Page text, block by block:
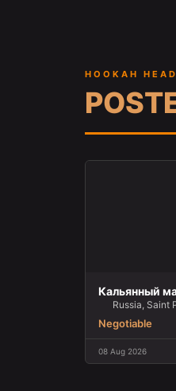
HOOKAH
Кальянный
Russia, Saint
Negotiable
08 Aug 2026